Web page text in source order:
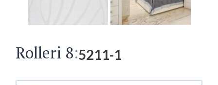
Rolleri 8:5211-1